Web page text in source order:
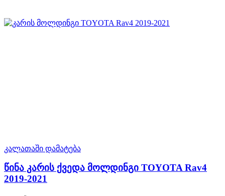
კალათაში დამატება
წინა კარის ქვედა მოლდინგი TOYOTA Rav4
2019-2021